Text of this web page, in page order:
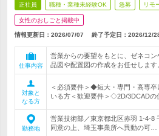
正社員 職種・業種未経験OK 急募 リモ
女性のおしごと掲載中
情報更新日：2026/07/07 終了予定日： 2026/12/
仕事内容
営業からの要望をもとに、ゼネコ
品図や配置図の作成をお任せします
対象と
なる方
＜必須要件＞◆短大・専門・高専
いる方＜歓迎要件＞◇2D/3DCADの
勤務地
営業技術部／東京都北区赤羽 1-4-8
同意の上、埼玉事業所へ異動の可…